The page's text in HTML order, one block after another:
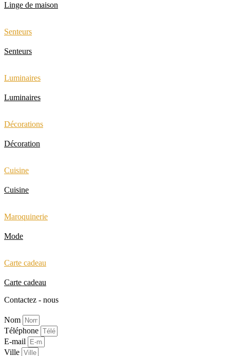
Linge de maison
Senteurs
Senteurs
Luminaires
Luminaires
Décorations
Décoration
Cuisine
Cuisine
Maroquinerie
Mode
Carte cadeau
Carte cadeau
Contactez - nous
Nom
Téléphone
E-mail
Ville